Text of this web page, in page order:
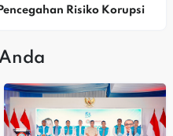
Risiko Korupsi